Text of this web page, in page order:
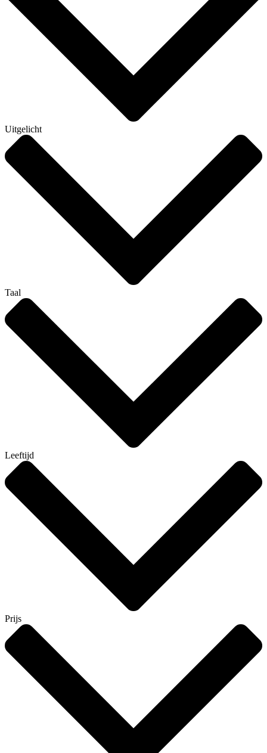
Uitgelicht
Taal
Leeftijd
Prijs